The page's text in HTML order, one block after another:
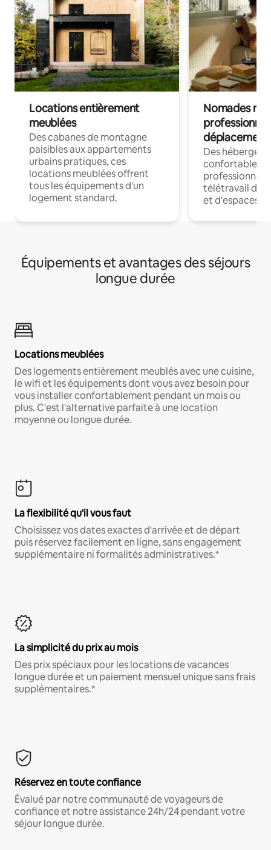
Locations entièrement
meublées
Des cabanes de montagne
paisibles aux appartements
urbains pratiques, ces
locations meublées offrent
tous les équipements d'un
logement standard.
Nomades
déplacement
Des
confortables
professionnels
télétravail
et d'espaces
Équipements et avantages des séjours
longue durée
Locations meublées
Des logements entièrement meublés avec une cuisine,
le wifi et les équipements dont vous avez besoin pour
vous installer confortablement pendant un mois ou
plus. C'est l'alternative parfaite à une location
moyenne ou longue durée.
La flexibilité qu'il vous faut
Choisissez vos dates exactes d'arrivée et de départ
puis réservez facilement en ligne, sans engagement
supplémentaire ni formalités administratives.*
La simplicité du prix au mois
Des prix spéciaux pour les locations de vacances
longue durée et un paiement mensuel unique sans frais
supplémentaires.*
Réservez en toute confiance
Évalué par notre communauté de voyageurs de
confiance et notre assistance 24h/24 pendant votre
séjour longue durée.